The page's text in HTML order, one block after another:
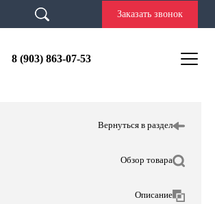
Заказать звонок
8 (903) 863-07-53
Вернуться в раздел
Обзор товара
Описание